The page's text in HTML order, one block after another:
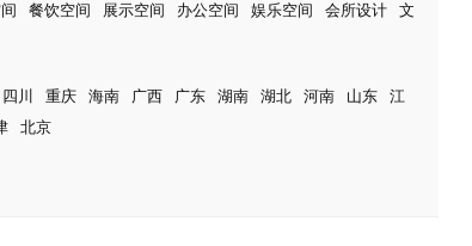
餐饮空间 展示空间 办公空间 娱乐空间 会所设计
文
四川 重庆 海南 广西 广东 湖南 湖北 河南 山东
江
北京